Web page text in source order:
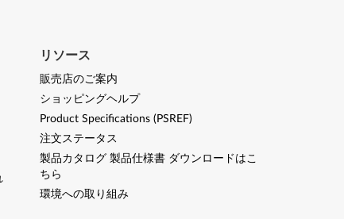
リソース
販売店のご案内
ショッピングヘルプ
Product Specifications (PSREF)
注文ステータス
製品カタログ 製品仕様書 ダウンロードはこ
ちら
環境への取り組み